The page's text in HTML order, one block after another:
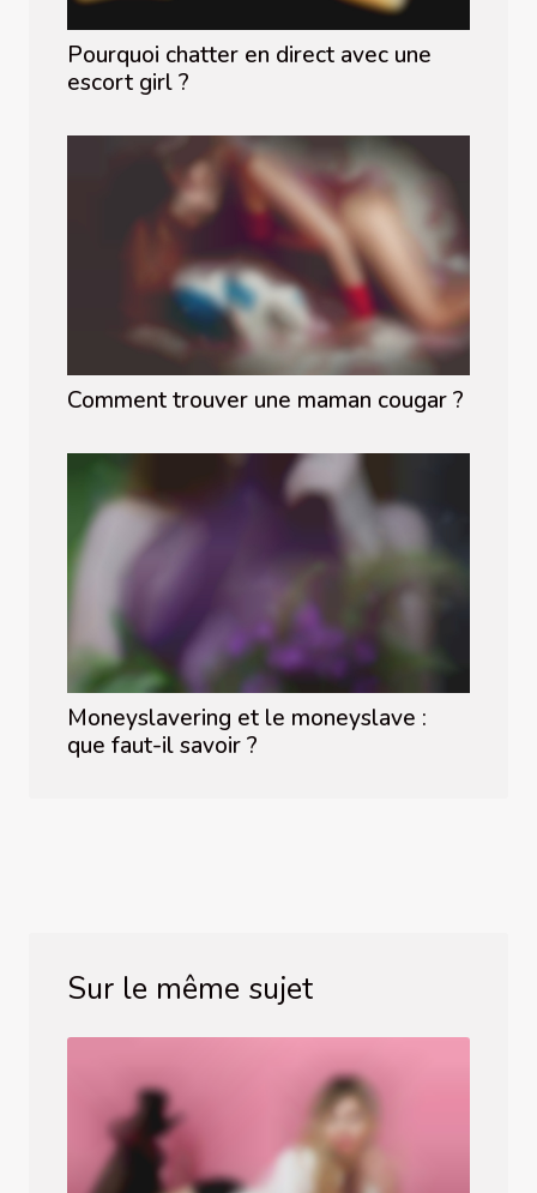
Pourquoi chatter en direct avec une
escort girl ?
Comment trouver une maman cougar ?
Moneyslavering et le moneyslave :
que faut-il savoir ?
Sur le même sujet